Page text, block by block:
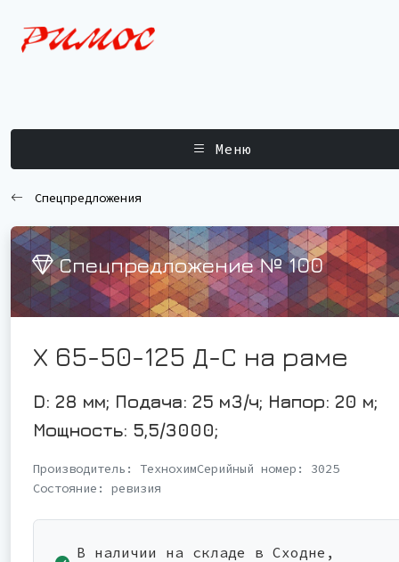
Меню
Спецпредложения
Спецпредложение № 100
Х 65-50-125 Д-С на раме
D: 28 мм; Подача: 25 м3/ч; Напор: 20 м;
Мощность: 5,5/3000;
Производитель: ТехнохимСерийный номер: 3025
Состояние: ревизия
В наличии на складе в Сходне,